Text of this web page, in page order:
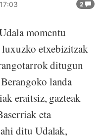
2
momentu
luxuzko etxebizitzak
ditugun
landa
eraitsiz, gazteak
eta
ditu Udalak,